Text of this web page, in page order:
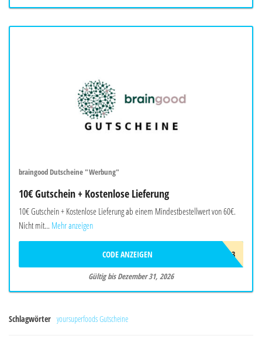
braingood Dutscheine "Werbung"
10€ Gutschein + Kostenlose Lieferung
10€ Gutschein + Kostenlose Lieferung ab einem Mindestbestellwert von 60€.
Nicht mit... Mehr anzeigen
BRAW403
CODE ANZEIGEN
Gültig bis Dezember 31, 2026
Schlagwörter yoursuperfoods Gutscheine